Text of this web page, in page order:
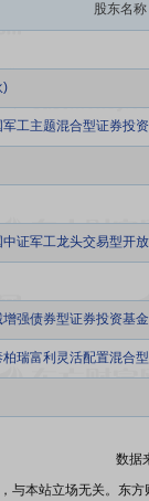
股东名称
)
工主题混合型证券投
证军工龙头交易型开
强债券型证券投资基金
瑞富利灵活配置混合
数据
与本站立场无关。东